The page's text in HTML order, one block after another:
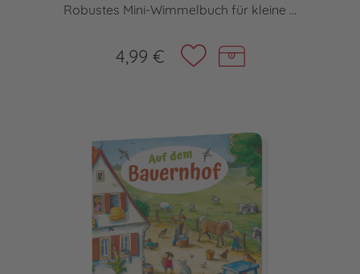
Robustes Mini-Wimmelbuch für kleine ...
4,99 €